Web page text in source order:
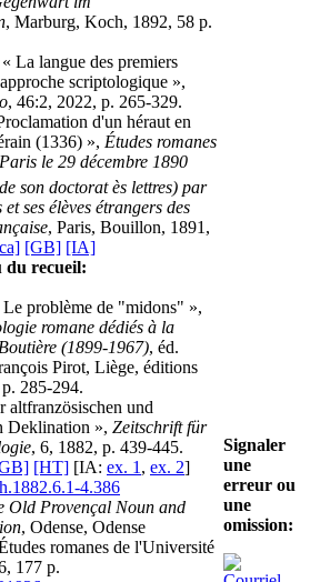
, Marburg, Koch, 1892, 58 p.
La langue des premiers
scriptologique »,
, 46:2, 2022, p. 265-329.
d'un héraut en
(1336) », Études romanes
le 29 décembre 1890
son doctorat ès lettres) par
ses élèves étrangers des
, Paris, Bouillon, 1891,
[GB] [IA]
du recueil:
problème de "midons" »,
romane dédiés à la
(1899-1967), éd.
Pirot, Liège, éditions
285-294.
und
Deklination », Zeitschrift für
, 6, 1882, p. 439-445.
[HT] [IA: ex. 1 , ex. 2]
4.386
Old Provençal Noun and
, Odense, Odense
romanes de l'Université
177 p.
Signaler
une
erreur ou
une
omission: